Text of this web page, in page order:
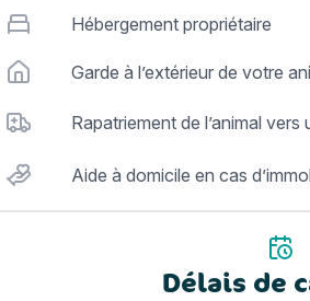
Hébergement propriétaire
Garde à l’extérieur de votre
Rapatriement de l’animal
Aide à domicile en cas
Délais de